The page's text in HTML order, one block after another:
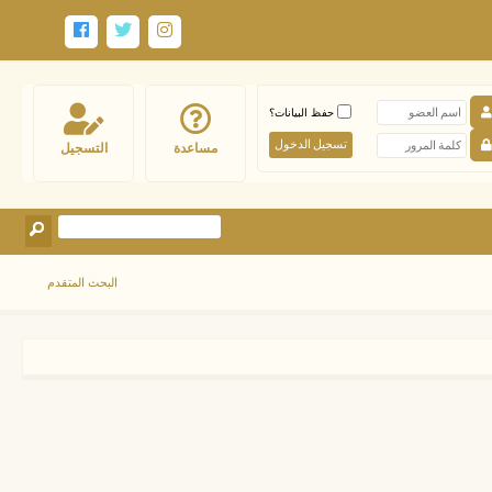
التسجيل مساعدة
حفظ البيانات؟
البحث المتقدم